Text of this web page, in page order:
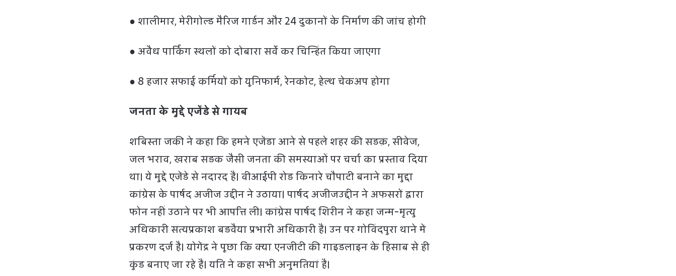
● शालीमार, मेरीगोल्ड मैरिज गार्डन और 24 दुकानों के निर्माण की जांच होगी
● अवैध पार्किंग स्थलों को दोबारा सर्वे कर चिन्हिंत किया जाएगा
● 8 हजार सफाई कर्मियों को यूनिफार्म, रेनकोट, हेल्थ चेकअप होगा
जनता के मुद्दे एजेंडे से गायब
शबिस्ता जकी ने कहा कि हमने एजेंडा आने से पहले शहर की सडक़, सीवेज,
जल भराव, खराब सड़क जैसी जनता की समस्याओं पर चर्चा का प्रस्ताव दिया
था। ये मुद्दे एजेंडे से नदारद हैं। वीआईपी रोड किनारे चौपाटी बनाने का मुद्दा
कांग्रेस के पार्षद अजीज उद्दीन ने उठाया। पार्षद अजीजउद्दीन ने अफसरों द्वारा
फोन नहीं उठाने पर भी आपत्ति ली। कांग्रेस पार्षद शिरीन ने कहा जन्म-मृत्यु
अधिकारी सत्यप्रकाश बड़वैया प्रभारी अधिकारी हैं। उन पर गोविंदपुरा थाने में
प्रकरण दर्ज है। योगेंद्र ने पूछा कि क्या एनजीटी की गाइडलाइन के हिसाब से ही
कुंड बनाए जा रहे हैं। यति ने कहा सभी अनुमतियां हैं।